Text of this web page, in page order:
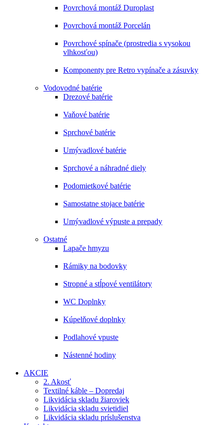
Povrchová montáž Duroplast
Povrchová montáž Porcelán
Povrchové spínače (prostredia s vysokou
vlhkosťou)
Komponenty pre Retro vypínače a zásuvky
Vodovodné batérie
Drezové batérie
Vaňové batérie
Sprchové batérie
Umývadlové batérie
Sprchové a náhradné diely
Podomietkové batérie
Samostatne stojace batérie
Umývadlové výpuste a prepady
Ostatné
Lapače hmyzu
Rámiky na bodovky
Stropné a stĺpové ventilátory
WC Doplnky
Kúpelňové doplnky
Podlahové vpuste
Nástenné hodiny
AKCIE
2. Akosť
Textilné káble – Dopredaj
Likvidácia skladu žiaroviek
Likvidácia skladu svietidiel
Likvidácia skladu príslušenstva